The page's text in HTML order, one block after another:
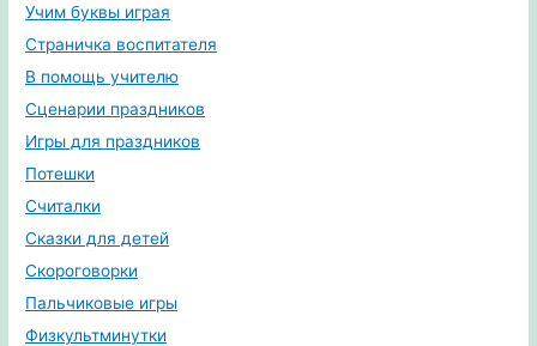
Учим буквы играя
Страничка воспитателя
В помощь учителю
Сценарии праздников
Игры для праздников
Потешки
Считалки
Сказки для детей
Скороговорки
Пальчиковые игры
Физкультминутки